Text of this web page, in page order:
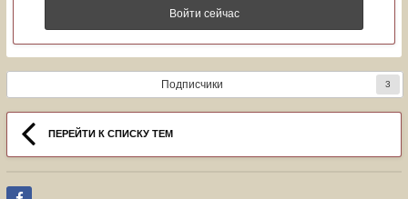
Войти сейчас
Подписчики 3
ПЕРЕЙТИ К СПИСКУ ТЕМ